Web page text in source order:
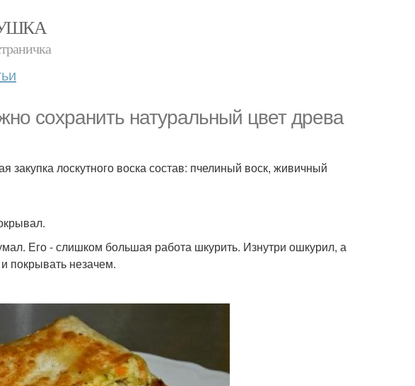
сохранить натуральный цвет древа
закупка лоскутного воска состав: пчелиный воск, живичный
Его - слишком большая работа шкурить. Изнутри ошкурил, а
покрывать незачем.